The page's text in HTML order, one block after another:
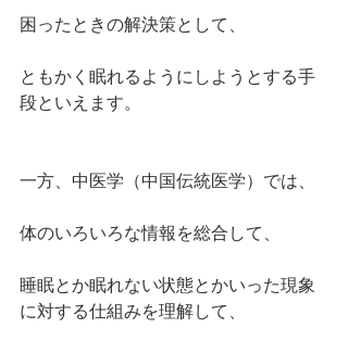
困ったときの解決策として、
ともかく眠れるようにしようとする手
段といえます。
一方、中医学（中国伝統医学）では、
体のいろいろな情報を総合して、
睡眠とか眠れない状態とかいった現象
に対する仕組みを理解して、